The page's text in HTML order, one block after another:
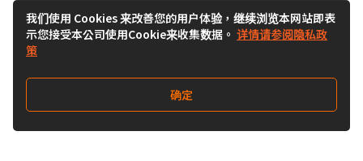
我们使用 Cookies 来改善您的用户体验，继续浏览本网站即表
示您接受本公司使用Cookie来收集数据。 详情请参阅隐私政
策
确定